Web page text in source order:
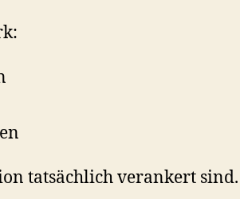
tatsächlich verankert sind.